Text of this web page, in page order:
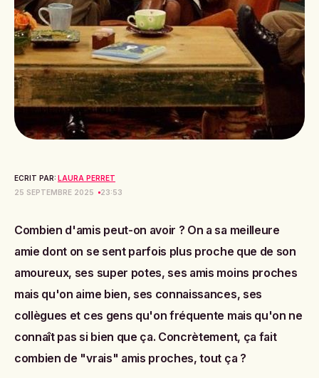
ECRIT PAR: LAURA PERRET
25 SEPTEMBRE 2025
23:53
Combien d'amis peut-on avoir ? On a sa meilleure
amie dont on se sent parfois plus proche que de son
amoureux, ses super potes, ses amis moins proches
mais qu'on aime bien, ses connaissances, ses
collègues et ces gens qu'on fréquente mais qu'on ne
connaît pas si bien que ça. Concrètement, ça fait
combien de "vrais" amis proches, tout ça ?